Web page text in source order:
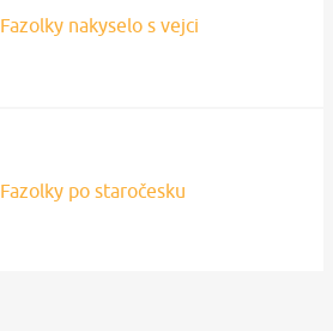
Fazolky nakyselo s vejci
Fazolky po staročesku